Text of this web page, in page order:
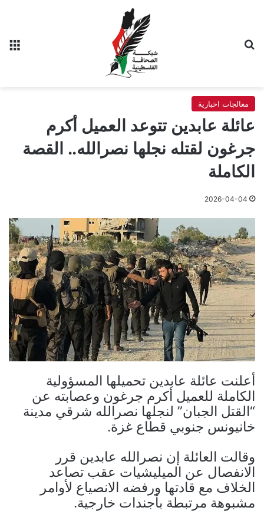
معالجات اخبارية
عائلة عابدين تتوعد العميل أكرم
جرغون لقتله نجلها نصرالله.. القصة
الكاملة
2026-04-04
أعلنت عائلة عابدين تحميلها المسؤولية
الكاملة للعميل أكرم جرغون وعصابته عن
“القتل الجبان” لنجلها نصرالله شرقي مدينة
خانيونس جنوبي قطاع غزة.
وقالت العائلة إن نصرالله عابدين قرر
الانفصال عن الميليشيات عقب تصاعد
الخلاف مع قادتها ورفضه الانصياع لأوامر
مشبوهة مرتبطة بأجندات خارجية.